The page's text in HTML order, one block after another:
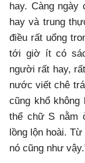
hay. Càng ngày
hay và trung
điều rất uổng
tới giờ ít có
người rất hay,
nước viết chê
cũng khổ
thể chữ S nằm
lồng lộn hoài.
nó cũng như